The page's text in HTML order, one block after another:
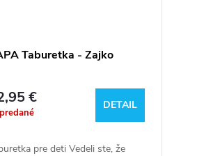
Taburetka - Zajko
€ DETAIL
pre deti Vedeli ste, že